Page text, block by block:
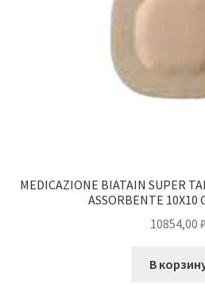
MEDICAZIONE BIATAIN SUPER
ASSORBENTE 10X10
10854,00 ₽
В